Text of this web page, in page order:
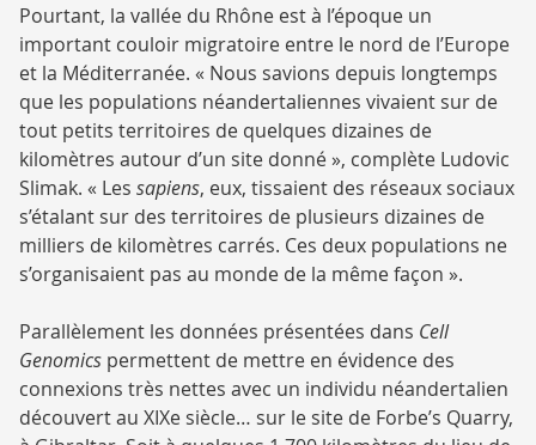
Pourtant, la vallée du Rhône est à l’époque un
important couloir migratoire entre le nord de l’Europe
et la Méditerranée. « Nous savions depuis longtemps
que les populations néandertaliennes vivaient sur de
tout petits territoires de quelques dizaines de
kilomètres autour d’un site donné », complète Ludovic
Slimak. « Les sapiens, eux, tissaient des réseaux sociaux
s’étalant sur des territoires de plusieurs dizaines de
milliers de kilomètres carrés. Ces deux populations ne
s’organisaient pas au monde de la même façon ».
Parallèlement les données présentées dans Cell
Genomics permettent de mettre en évidence des
connexions très nettes avec un individu néandertalien
découvert au XIXe siècle… sur le site de Forbe’s Quarry,